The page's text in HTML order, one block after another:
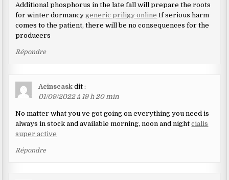
Additional phosphorus in the late fall will prepare the roots
for winter dormancygeneric priligy online If serious harm
comes to the patient, there will be no consequences for the
producers
Répondre
Acinscask dit :
01/09/2022 à 19 h 20 min
No matter what you ve got going on everything you need is
always in stock and available morning, noon and nightcialis
super active
Répondre